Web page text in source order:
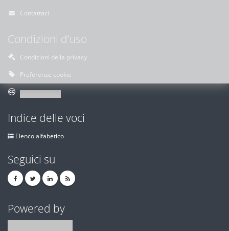
Contattaci
Condizioni d'uso
Condizioni della privacy
Preferenze cookie
Indice delle voci
Elenco alfabetico
Seguici su
Powered by